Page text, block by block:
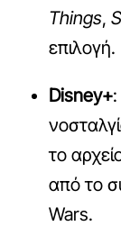
Things,
επιλογή.
Disney+
το
από το
Wars.